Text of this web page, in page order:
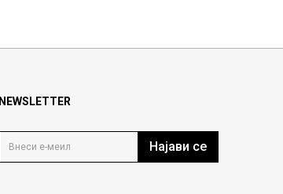
NEWSLETTER
Најави се